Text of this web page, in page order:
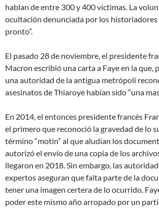
hablan de entre 300 y 400 víctimas. La
ocultación denunciada por los
pronto”.
El pasado 28 de noviembre, el presidente
Macron escribió una carta a Faye en la que,
una autoridad de la antigua metrópoli
asesinatos de Thiaroye habían sido “una
En 2014, el entonces presidente francés
el primero que reconoció la gravedad de lo
término “motín” al que aludían los
autorizó el envío de una copia de los
llegaron en 2018. Sin embargo, las
expertos aseguran que falta parte de la
tener una imagen certera de lo ocurrido.
poder este mismo año arropado por un